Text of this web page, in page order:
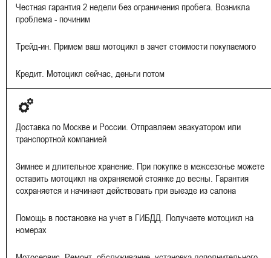
Честная гарантия 2 недели без ограничения пробега. Возникла
проблема - починим
Трейд-ин. Примем ваш мотоцикл в зачет стоимости покупаемого
Кредит. Мотоцикл сейчас, деньги потом
Доставка по Москве и России. Отправляем эвакуатором или
транспортной компанией
Зимнее и длительное хранение. При покупке в межсезонье можете
оставить мотоцикл на охраняемой стоянке до весны. Гарантия
сохраняется и начинает действовать при выезде из салона
Помощь в постановке на учет в ГИБДД. Получаете мотоцикл на
номерах